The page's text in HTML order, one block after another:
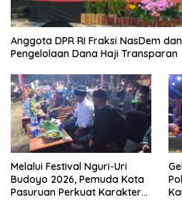
Anggota DPR RI Fraksi NasDem
Pengelolaan Dana Haji Transparan
Melalui Festival Nguri-Uri
Budoyo 2026, Pemuda Kota
Pasuruan Perkuat Karakter